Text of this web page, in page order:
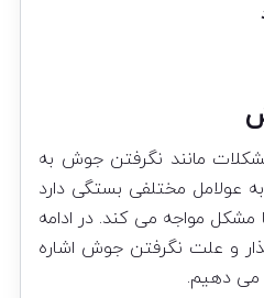
مانند نگرفتن جوش به
عولامل مختلفی بستگی دارد
مشکل مواجه می کند. در ادامه
و علت نگرفتن جوش اشاره
می دهیم.